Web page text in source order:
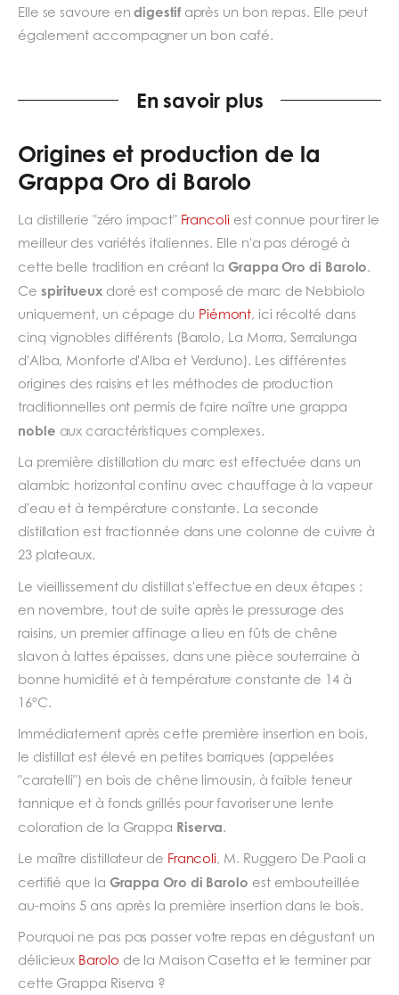
Elle se savoure endigestifaprès un bon repas. Elle peut
également accompagner un bon café.
En savoir plus
Origines et production de la
Grappa Oro di Barolo
La distillerie "zéro impact" Francoliest connue pour tirer le
meilleur des variétés italiennes. Elle n'a pas dérogé à
cette belle tradition en créant la Grappa Oro di Barolo.
Ce spiritueuxdoré est composé de marc de Nebbiolo
uniquement, un cépage du Piémont, ici récolté dans
cinq vignobles différents (Barolo, La Morra, Serralunga
d'Alba, Monforte d'Alba et Verduno). Les différentes
origines des raisins et les méthodes de production
traditionnelles ont permis de faire naître une grappa
noble aux caractéristiques complexes.
La première distillation du marc est effectuée dans un
alambic horizontal continu avec chauffage à la vapeur
d'eau et à température constante. La seconde
distillation est fractionnée dans une colonne de cuivre à
23 plateaux.
Le vieillissement du distillat s'effectue en deux étapes :
en novembre, tout de suite après le pressurage des
raisins, un premier affinage a lieu en fûts de chêne
slavon à lattes épaisses, dans une pièce souterraine à
bonne humidité et à température constante de 14 à
16°C.
Immédiatement après cette première insertion en bois,
le distillat est élevé en petites barriques (appelées
"caratelli") en bois de chêne limousin, à faible teneur
tannique et à fonds grillés pour favoriser une lente
coloration de la Grappa Riserva.
Le maître distillateur de Francoli, M. Ruggero De Paoli a
certifié que la Grappa Oro di Barolo est embouteillée
au-moins 5 ans après la première insertion dans le bois.
Pourquoi ne pas pas passer votre repas en dégustant un
délicieux Barolo de la Maison Casetta et le terminer par
cette Grappa Riserva ?